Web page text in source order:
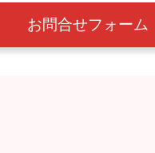
お問合せフォーム